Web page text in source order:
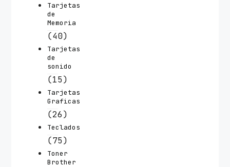
Tarjetas
de
Memoria
(40)
Tarjetas
de
sonido
(15)
Tarjetas
Graficas
(26)
Teclados
(75)
Toner
Brother